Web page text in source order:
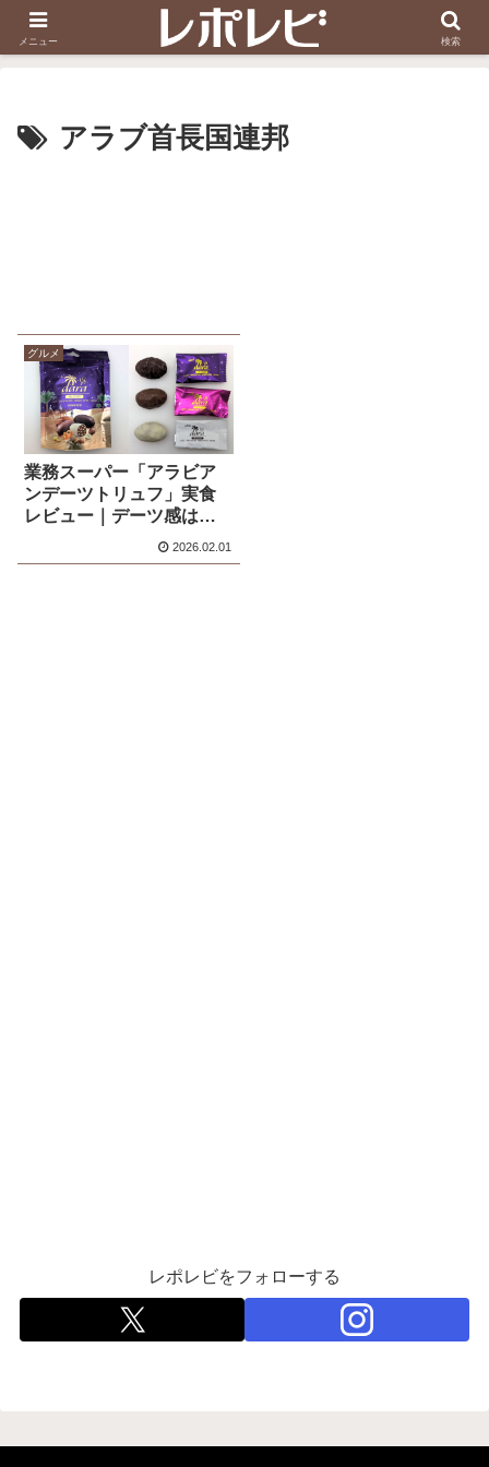
スヌーピー刺しゅう ダイソー知恵の輪
アラブ首長国連邦
グルメ
業務スーパー「アラビア
ンデーツトリュフ」実食
レビュー｜デーツ感は控
えめ？味と食感を正直に
2026.02.01
レポレビをフォローする
メニュー 検索